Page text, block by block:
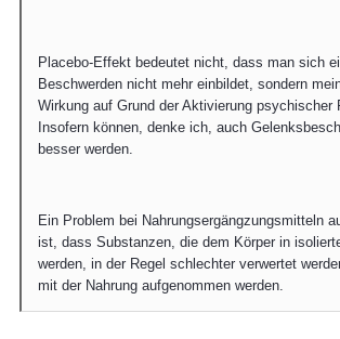
Placebo-Effekt bedeutet nicht, dass man sich
Beschwerden nicht mehr einbildet, sondern
Wirkung auf Grund der Aktivierung psychischer
Insofern können, denke ich, auch
besser werden.
Ein Problem bei Nahrungsergängzungsmitteln
ist, dass Substanzen, die dem Körper in
werden, in der Regel schlechter verwertet
mit der Nahrung aufgenommen werden.